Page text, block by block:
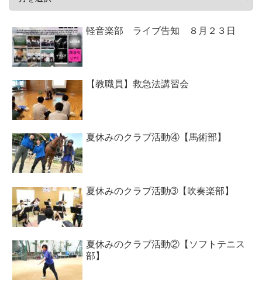
軽音楽部 ライブ告知 ８月２３日
【教職員】救急法講習会
夏休みのクラブ活動④【馬術部】
夏休みのクラブ活動➂【吹奏楽部】
夏休みのクラブ活動②【ソフトテニス
部】